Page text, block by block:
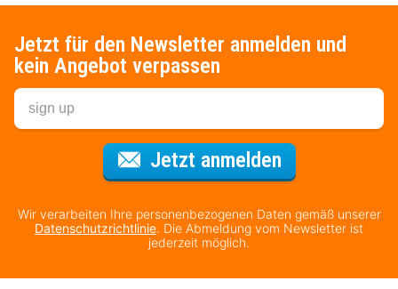
Jetzt für den Newsletter anmelden und
kein Angebot verpassen
Jetzt anmeldenFür den
Wir verarbeiten Ihre personenbezogenen Daten gemäß unserer
Datenschutzrichtlinie. Die Abmeldung vom Newsletter ist
jederzeit möglich.